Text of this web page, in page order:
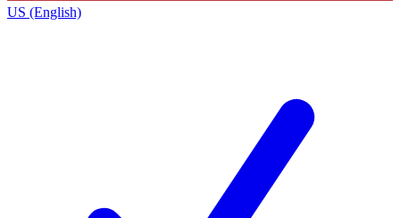
US (English)